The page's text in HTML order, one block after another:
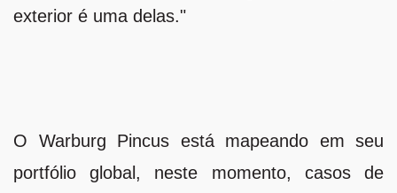
exterior é uma delas."
O Warburg Pincus está mapeando em seu
portfólio global, neste momento, casos de